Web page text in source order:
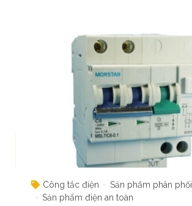
Công tắc điện
Sản phẩm phân phối
Sản phẩm điện an toàn